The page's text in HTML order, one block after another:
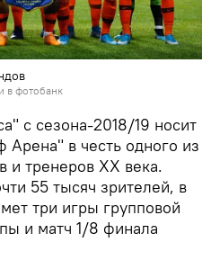
в фотобанк
с сезона-2018/19 носит
в честь одного из
и тренеров XX века.
55 тысяч зрителей, в
три игры групповой
и матч 1/8 финала